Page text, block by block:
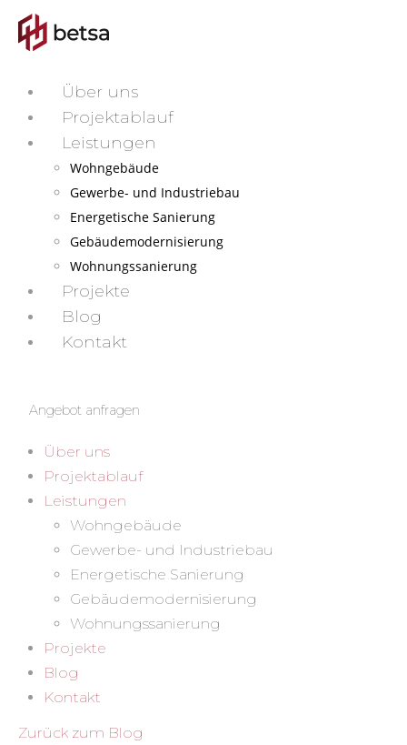
Über uns
Projektablauf
Leistungen
Wohngebäude
Gewerbe- und Industriebau
Energetische Sanierung
Gebäudemodernisierung
Wohnungssanierung
Projekte
Blog
Kontakt
Angebot anfragen
Über uns
Projektablauf
Leistungen
Wohngebäude
Gewerbe- und Industriebau
Energetische Sanierung
Gebäudemodernisierung
Wohnungssanierung
Projekte
Blog
Kontakt
Zurück zum Blog